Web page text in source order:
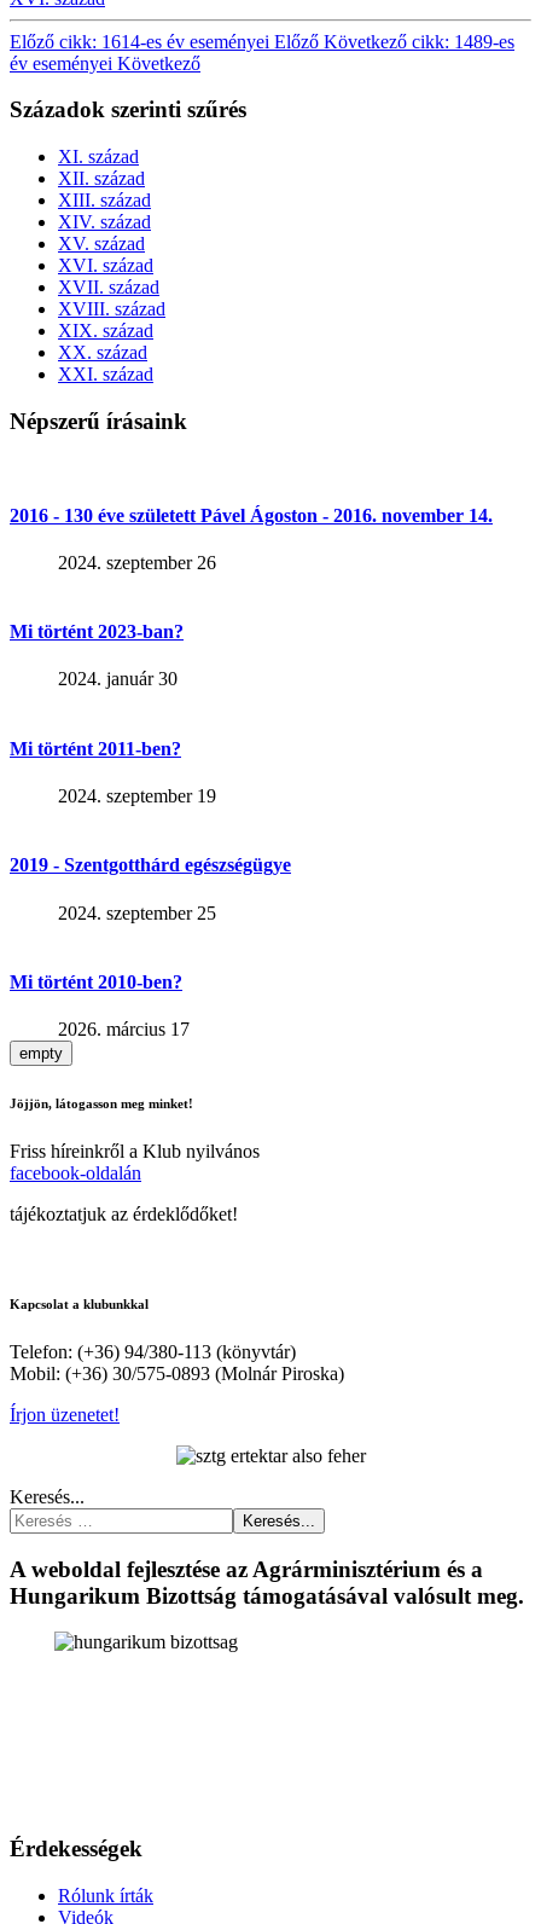
Előző cikk: 1614-es év eseményei Előző Következő cikk: 1489-es
év eseményei Következő
Századok szerinti szűrés
XI. század
XII. század
XIII. század
XIV. század
XV. század
XVI. század
XVII. század
XVIII. század
XIX. század
XX. század
XXI. század
Népszerű írásaink
2016 - 130 éve született Pável Ágoston - 2016. november 14.
2024. szeptember 26
Mi történt 2023-ban?
2024. január 30
Mi történt 2011-ben?
2024. szeptember 19
2019 - Szentgotthárd egészségügye
2024. szeptember 25
Mi történt 2010-ben?
2026. március 17
empty
Jöjjön, látogasson meg minket!
Friss híreinkről a Klub nyilvános
facebook-oldalán
tájékoztatjuk az érdeklődőket!
Kapcsolat a klubunkkal
Telefon: (+36) 94/380-113 (könyvtár)
Mobil: (+36) 30/575-0893 (Molnár Piroska)
Írjon üzenetet!
Keresés...
Keresés...
A weboldal fejlesztése az Agrárminisztérium és a
Hungarikum Bizottság támogatásával valósult meg.
Érdekességek
Rólunk írták
Videók